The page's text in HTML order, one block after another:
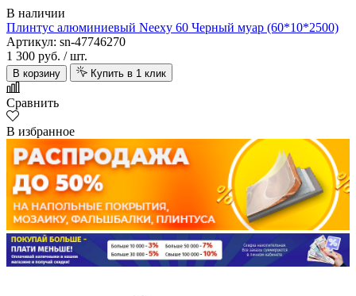
В наличии
Плинтус алюминиевый Neexy 60 Черный муар (60*10*2500)
Артикул: sn-47746270
1 300 руб. / шт.
В корзину Купить в 1 клик
Сравнить
В избранное